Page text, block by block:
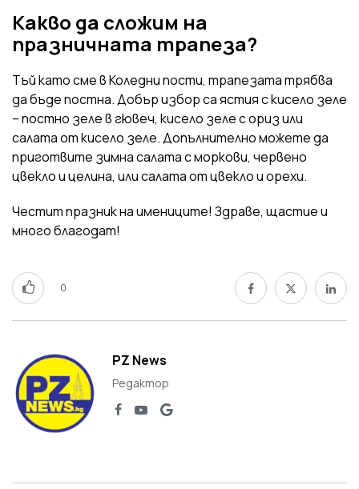
Какво да сложим на
празничната трапеза?
Тъй като сме в Коледни пости, трапезата трябва
да бъде постна. Добър избор са ястия с кисело зеле
– постно зеле в гювеч, кисело зеле с ориз или
салата от кисело зеле. Допълнително можете да
приготвите зимна салата с моркови, червено
цвекло и целина, или салата от цвекло и орехи.
Честит празник на имениците! Здраве, щастие и
много благодат!
0
PZ News
Редактор